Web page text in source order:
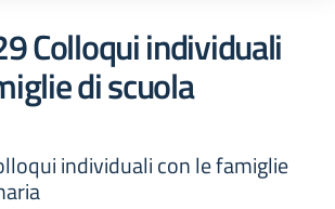
Colloqui individuali
di scuola
individuali con le famiglie